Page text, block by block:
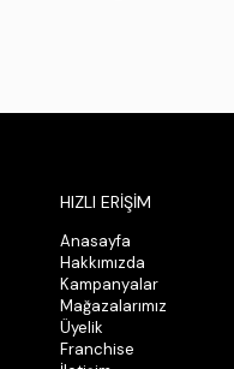
HIZLI ERİŞİM
Anasayfa
Hakkımızda
Kampanyalar
Mağazalarımız
Üyelik
Franchise